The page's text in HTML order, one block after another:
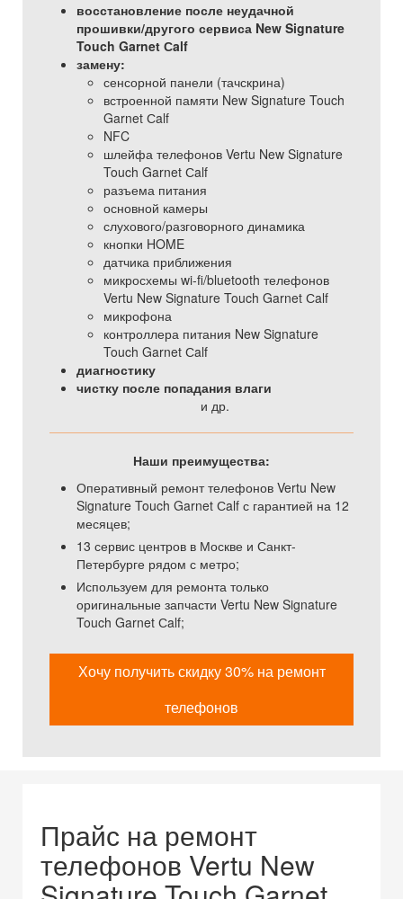
восстановление после неудачной
прошивки/другого сервиса New Signature
Touch Garnet Сalf
замену:
сенсорной панели (тачскрина)
встроенной памяти New Signature Touch
Garnet Сalf
NFC
шлейфа телефонов Vertu New Signature
Touch Garnet Сalf
разъема питания
основной камеры
слухового/разговорного динамика
кнопки HOME
датчика приближения
микросхемы wi-fi/bluetooth телефонов
Vertu New Signature Touch Garnet Сalf
микрофона
контроллера питания New Signature
Touch Garnet Сalf
диагностику
чистку после попадания влаги
и др.
Наши преимущества:
Оперативный ремонт телефонов Vertu New
Signature Touch Garnet Сalf с гарантией на 12
месяцев;
13 сервис центров в Москве и Санкт-
Петербурге рядом с метро;
Используем для ремонта только
оригинальные запчасти Vertu New Signature
Touch Garnet Сalf;
Хочу получить скидку 30% на ремонт
телефонов
Прайс на ремонт
телефонов Vertu New